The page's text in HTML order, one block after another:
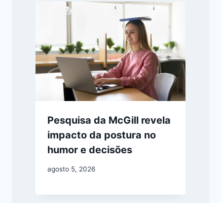
Pesquisa da McGill revela
impacto da postura no
humor e decisões
agosto 5, 2026